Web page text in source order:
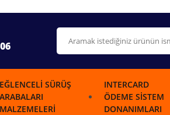
EĞLENCELI SÜRÜŞ
ARABALARI
MALZEMELERI
INTERCARD
ÖDEME SISTEM
DONANIMLARI